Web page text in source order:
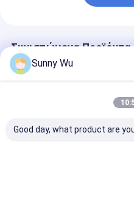
Συνιστώμενα Προϊόντα
Sunny Wu
Good day, what product are